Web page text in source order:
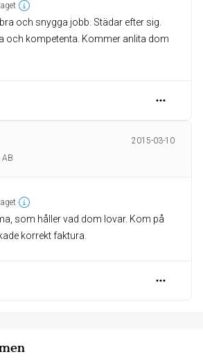
och snygga jobb. Städar efter sig.
och kompetenta. Kommer anlita dom
2015-03-10
AB
som håller vad dom lovar. Kom på
korrekt faktura.